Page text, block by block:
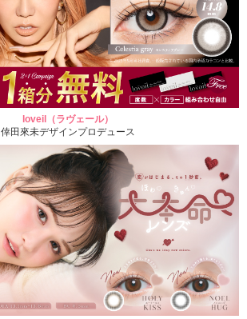
loveil（ラヴェール）
倖田來未デザインプロデュース